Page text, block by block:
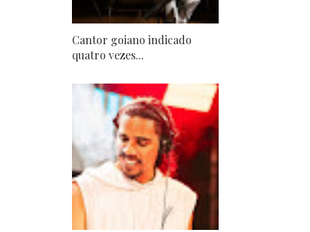
Cantor goiano indicado
quatro vezes...